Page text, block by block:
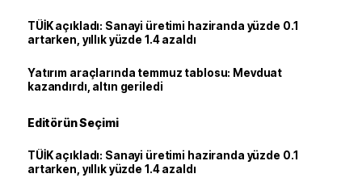
TÜİK açıkladı: Sanayi üretimi haziranda yüzde 0.1
artarken, yıllık yüzde 1.4 azaldı
Yatırım araçlarında temmuz tablosu: Mevduat
kazandırdı, altın geriledi
Editörün Seçimi
TÜİK açıkladı: Sanayi üretimi haziranda yüzde 0.1
artarken, yıllık yüzde 1.4 azaldı